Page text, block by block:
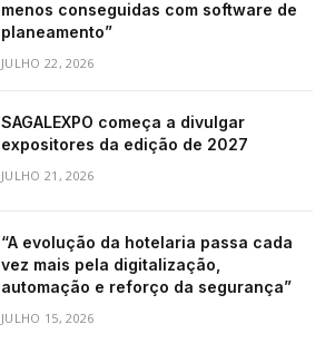
menos conseguidas com software de
planeamento”
JULHO 22, 2026
SAGALEXPO começa a divulgar
expositores da edição de 2027
JULHO 21, 2026
“A evolução da hotelaria passa cada
vez mais pela digitalização,
automação e reforço da segurança”
JULHO 15, 2026